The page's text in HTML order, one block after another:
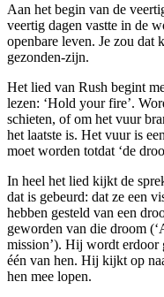
Aan het begin van de
veertig dagen vastte in de
openbare leven. Je zou dat
gezonden-zijn.
Het lied van Rush begint
lezen: ‘Hold your fire’.
schieten, of om het vuur
het laatste is. Het vuur is
moet worden totdat ‘de
In heel het lied kijkt de
dat is gebeurd: dat ze een
hebben gesteld van een
geworden van die droom
mission’). Hij wordt erdoor
één van hen. Hij kijkt op
hen mee lopen.